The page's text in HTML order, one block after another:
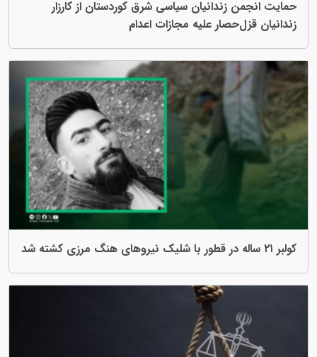
حمایت انجمن زندانیان سیاسی شرق کوردستان از کارزار
زندانیان قزل‌حصار علیه مجازات اعدام
کولبر ۲۱ ساله در قطور با شلیک نیروهای هنگ مرزی کشته شد